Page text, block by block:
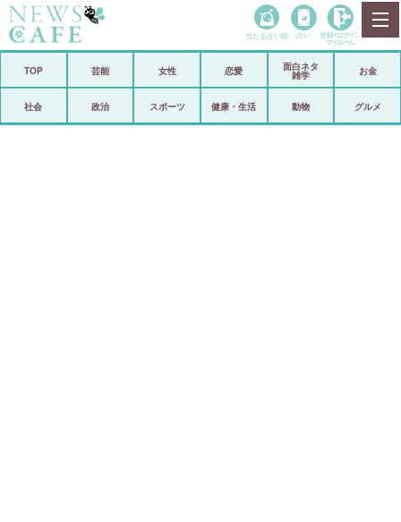
政治
当たる占い師 占い 登録• ログイン
マイルーム
TOP 芸能 女性 恋愛
面白ネタ
雑学
お金
社会 政治 スポーツ 健康・生活 動物 グルメ